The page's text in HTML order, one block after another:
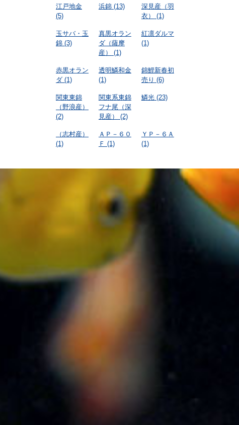
江戸地金
(5)
浜錦(13)
深見産（羽
衣）
(1)
玉サバ・玉
錦 (3)
真黒オラン
ダ（薩摩
産）
(1)
紅凛ダルマ
(1)
赤黒オラン
ダ (1)
透明鱗和金
(1)
錦鯉新春初
売り (6)
関東東錦
（野浪産）
(2)
関東系東錦
フナ尾（深
見産）
(2)
鱗光(23)
（志村産）
(1)
ＡＰ－６０
Ｆ (1)
ＹＰ－６Ａ
(1)